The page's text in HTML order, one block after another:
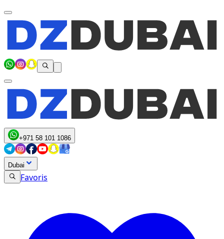
+971 58 101 1086
Dubai
Favoris